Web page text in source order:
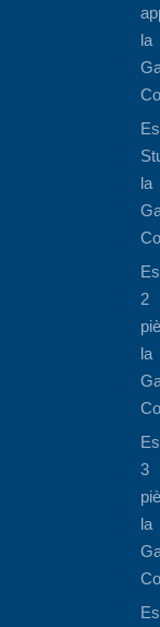
la
la
2
la
3
la